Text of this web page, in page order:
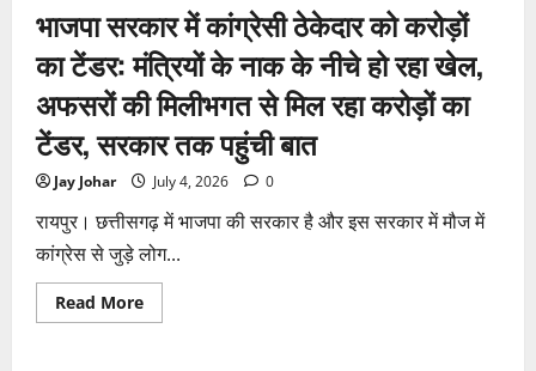
कार्डियोलॉजिस्ट
पर
आपराधिक
कार्रवाई
जारी
भाजपा सरकार में कांग्रेसी ठेकेदार को करोड़ों
का टेंडर: मंत्रियों के नाक के नीचे हो रहा खेल,
अफसरों की मिलीभगत से मिल रहा करोड़ों का
टेंडर, सरकार तक पहुंची बात
Jay Johar July 4, 2026 0
रायपुर। छत्तीसगढ़ में भाजपा की सरकार है और इस सरकार में मौज में
कांग्रेस से जुड़े लोग...
Read MoreRead
more